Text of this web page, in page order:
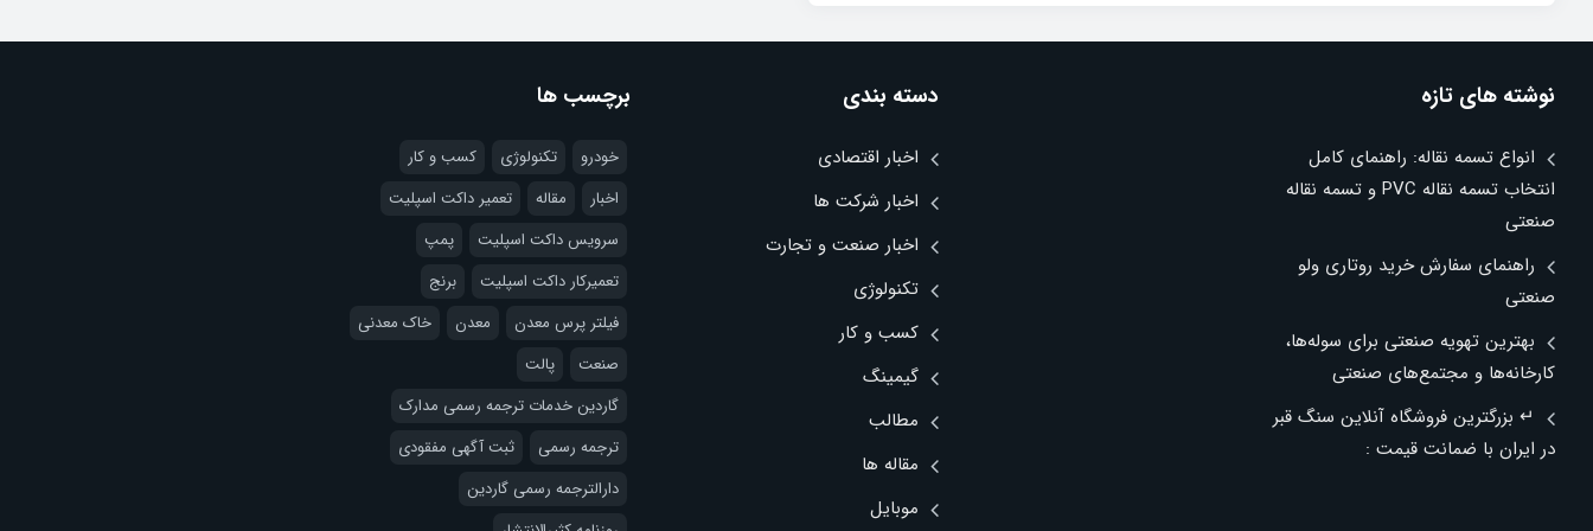
نوشته های تازه
انواع تسمه نقاله: راهنمای کامل
انتخاب تسمه نقاله PVC و تسمه نقاله
صنعتی
راهنمای سفارش خرید روتاری ولو
صنعتی
بهترین تهویه صنعتی برای سوله‌ها،
کارخانه‌ها و مجتمع‌های صنعتی
↵ بزرگترین فروشگاه آنلاین سنگ قبر
در ایران با ضمانت قیمت :
دسته بندی
اخبار اقتصادی
اخبار شرکت ها
اخبار صنعت و تجارت
تکنولوژی
کسب و کار
گیمینگ
مطالب
مقاله ها
موبایل
برچسب ها
خودرو تکنولوژی
کسب و کار
اخبار
مقاله
تعمیر داکت اسپلیت
سرویس داکت اسپلیت
پمپ
تعمیرکار داکت اسپلیت
برنج
فیلتر پرس معدن
معدن
خاک معدنی
صنعت
پالت
گاردین خدمات ترجمه رسمی مدارک
ترجمه رسمی
ثبت آگهی مفقودی
دارالترجمه رسمی گاردین